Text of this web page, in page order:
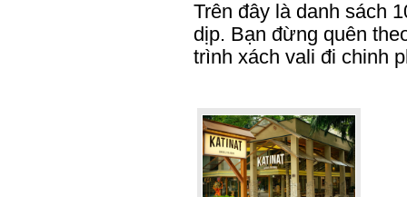
Trên đây là danh sách
dịp. Bạn đừng quên
trình xách vali đi chinh